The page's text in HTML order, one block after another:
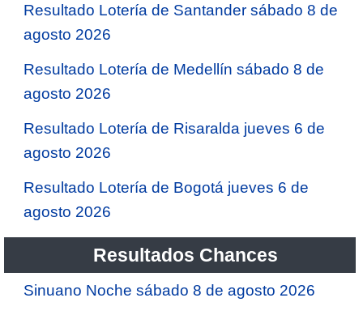
Resultado Lotería de Santander sábado 8 de
agosto 2026
Resultado Lotería de Medellín sábado 8 de
agosto 2026
Resultado Lotería de Risaralda jueves 6 de
agosto 2026
Resultado Lotería de Bogotá jueves 6 de
agosto 2026
Resultados Chances
Sinuano Noche sábado 8 de agosto 2026